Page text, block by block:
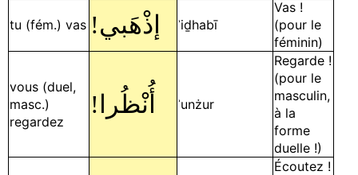
tu (fém.) vas !إذْهَبي ʾiḏhabī
Vas !
(pour le
féminin)
vous (duel,
masc.)
regardez
! أُنْظُرا ʾunżur
Regarde !
(pour le
masculin,
à la
forme
duelle !)
Écoutez !